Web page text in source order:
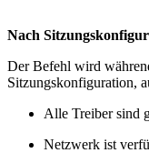
Nach
Der Befehl wird
Sitzungskonfiguration,
Alle Treiber sind
Netzwerk ist